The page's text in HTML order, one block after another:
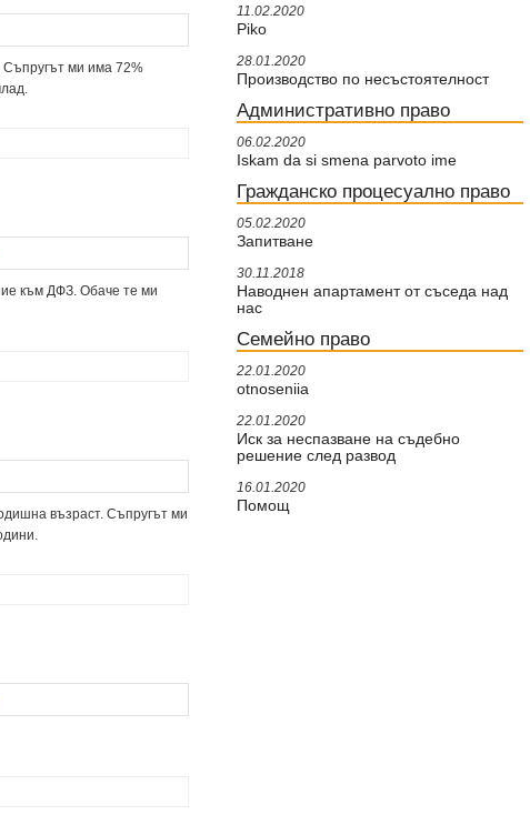
Съпругът ми има 72%
към ДФЗ. Обаче те ми
възраст. Съпругът ми
11.02.2020
Piko
28.01.2020
Производство по несъстоятелност
Административно право
06.02.2020
Iskam da si smena parvoto ime
Гражданско процесуално право
05.02.2020
Запитване
30.11.2018
Наводнен апартамент от съседа над
нас
Семейно право
22.01.2020
otnoseniia
22.01.2020
Иск за неспазване на съдебно
решение след развод
16.01.2020
Помощ